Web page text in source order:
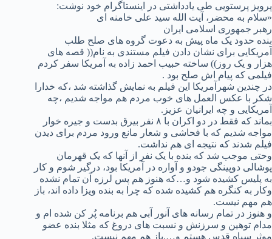
پرویز پرستویی طی یادداشتی در اینستاگرام خود نوشت:
«سلام به محضر، آیت الله سید علی خامنه ای
رهبر جمهوری اسلامی ایران
بنده حدود یک ماه پیش به دعوت گروه های صلح طلب
آمریکایی برای نشان دادن فیلم مستندی به نام(( قصه های
هزار و یک روز)) ساخته حبیب احمد زاده به آمریکا سفر کردم
فیلمی که پیام اش صلح بود .
در چندین شهرآمریکا این فیلم به نمایش گذاشته شد ،که خدارا
شکر با عکس العمل های خوب مردم هم مواجه شدیم ،چه
آمریکایی و چه ایرانیان عزیز.
بماند که فقط در دو اکران با ۸ نفر بیرق بدست و جیره خوار
مواجه شدیم که با فحاشی و شعار مانع ورود مردم برای دیدن
فیلم شدند که نتیجه ای هم نداشت.
وحتی موجب شد که بنده با یک نفر از آنها که یک قهرمان
پوشالی دوپینگی جودو و آواره در آمریکا بود، درگیر شوم و کار
به پلیس کشیده شود و…که هنوز هم پس لرزه آن تمام نشده
وکار به کنگره هم کشیده شده که چرا به بنده ویزا داده اند، باز
هم مهم نیست.
و هنوز در تمام رسانه های آنور آبی هم برنامه پُر کن شده ام و
مدام توهین و سرزنش و نسبت های دروغ که مثلا بنده عضو
موثر سپاه قدس هستم و….باز هم مهم نیست.